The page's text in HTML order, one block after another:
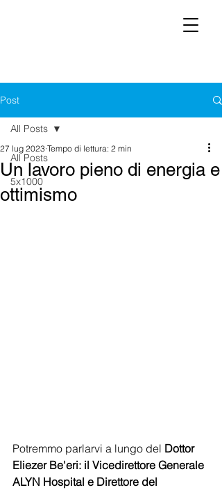
Post
All Posts
5x1000
All Posts
Un lavoro pieno di energia e
ottimismo
27 lug 2023 Tempo di lettura: 2 min
Potremmo parlarvi a lungo del Dottor
Eliezer Be'eri: il Vicedirettore Generale
ALYN Hospital e Direttore del